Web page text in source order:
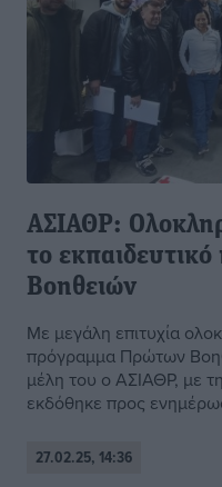
ΑΣΙΑΘΡ:
το
Βοηθειών
Με μεγάλη επιτυχία
πρόγραμμα Πρώτων
μέλη του ο ΑΣΙΑΘΡ, με
εκδόθηκε προς
27.02.25, 14:36